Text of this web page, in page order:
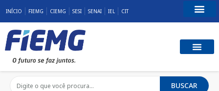
INÍCIO FIEMG CIEMG SESI SENAI IEL CIT
BUSCAR